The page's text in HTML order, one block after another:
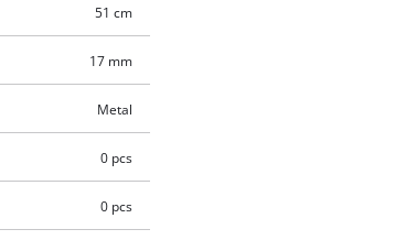
51 cm
17 mm
Metal
0 pcs
0 pcs